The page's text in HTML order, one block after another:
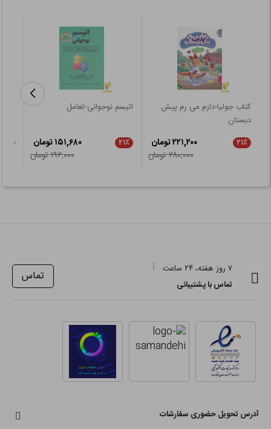
کتاب جولیا-دارم می رم پیش
دبستان
۲۱٪
۲۲۱,۲۰۰ تومان
۲۸۰,۰۰۰ تومان
اتیسم نوجوانی-تعامل
۲۱٪
۱۵۱,۶۸۰ تومان
۱۹۲,۰۰۰ تومان
کتاب کار1-
۷ روز هفته، ۲۴ ساعت
تماس با پشتیبانی
تماس
آدرس تحویل حضوری سفارشات